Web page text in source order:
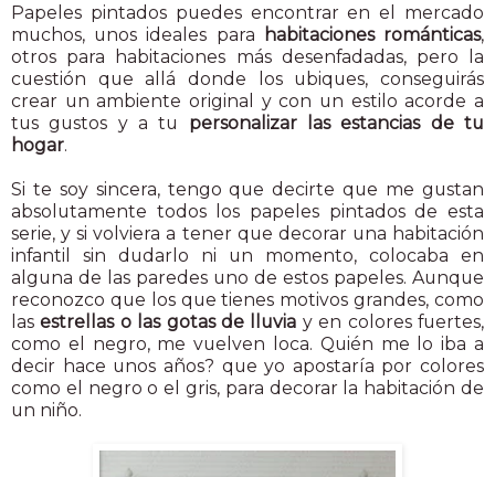
Papeles pintados puedes encontrar en el mercado
muchos, unos ideales para
habitaciones románticas,
otros para habitaciones más desenfadadas, pero la
cuestión que allá donde los ubiques, conseguirás
crear un ambiente original y con un estilo acorde a
tus gustos y a tu personalizar las estancias de tu
hogar.
Si te soy sincera, tengo que decirte que me gustan
absolutamente todos los papeles pintados de esta
serie, y si volviera a tener que decorar una habitación
infantil sin dudarlo ni un momento, colocaba en
alguna de las paredes uno de estos papeles. Aunque
reconozco que los que tienes motivos grandes, como
lasestrellas o las gotas de lluvia y en colores fuertes,
como el negro, me vuelven loca. Quién me lo iba a
decir hace unos años? que yo apostaría por colores
como el negro o el gris, para decorar la habitación de
un niño.